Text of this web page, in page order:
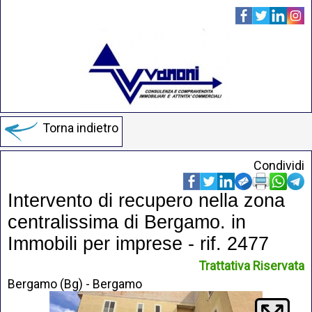
Torna indietro
Condividi
Intervento di recupero nella zona
centralissima di Bergamo. in
Immobili per imprese - rif. 2477
Trattativa Riservata
Bergamo (Bg) - Bergamo